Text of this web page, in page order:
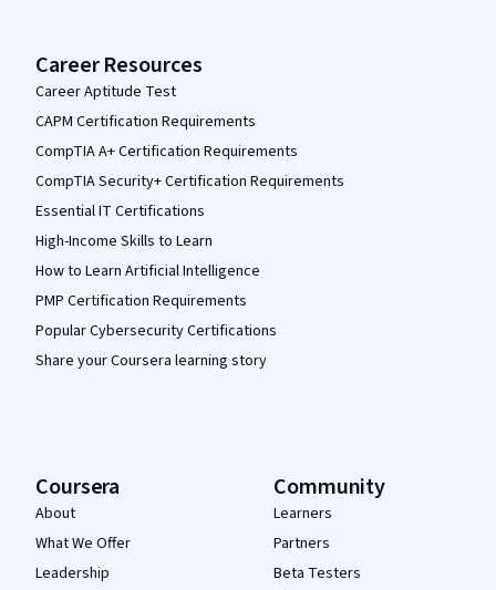
Career Resources
Career Aptitude Test
CAPM Certification Requirements
CompTIA A+ Certification Requirements
CompTIA Security+ Certification Requirements
Essential IT Certifications
High-Income Skills to Learn
How to Learn Artificial Intelligence
PMP Certification Requirements
Popular Cybersecurity Certifications
Share your Coursera learning story
Coursera
About
What We Offer
Leadership
Community
Learners
Partners
Beta Testers